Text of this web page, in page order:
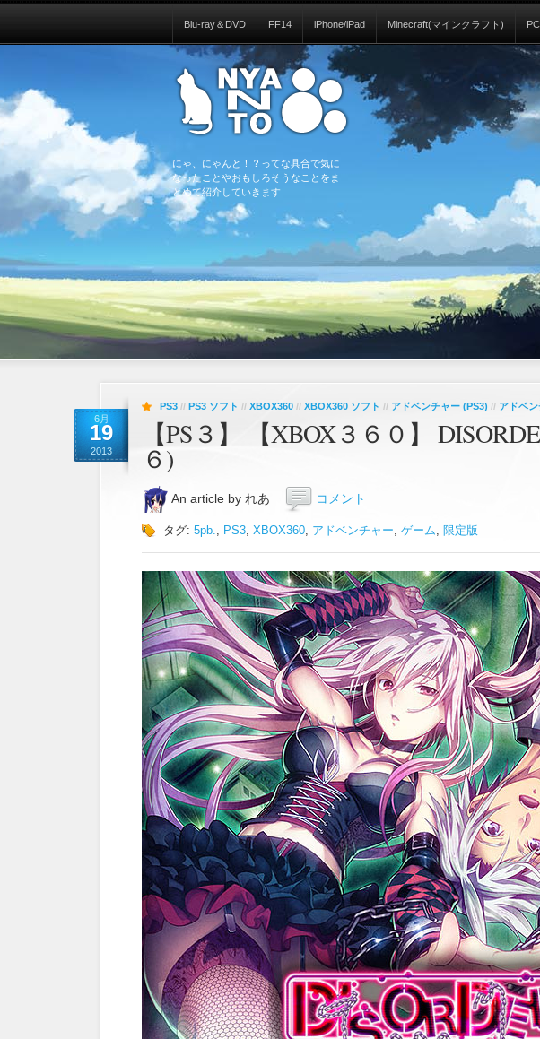
にゃ、にゃんと！？ってな具合で気に
なったことやおもしろそうなことをま
とめて紹介していきます
Blu-ray＆DVD FF14 iPhone/iPad Minecraft(マインクラフト) PC
6月
19
2013
PS3 // PS3 ソフト // XBOX360 // XBOX360 ソフト // アドベンチャー (PS3) // アドベ
【PS３】 【XBOX３６０】
６)
An article by れあ コメント
タグ: 5pb., PS3, XBOX360, アドベンチャー, ゲーム, 限定版